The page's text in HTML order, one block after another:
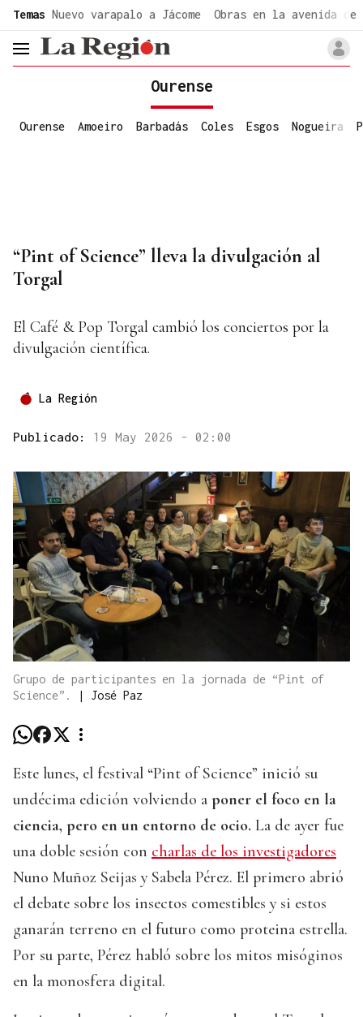
Temas Nuevo varapalo a Jácome Obras en la avenida de
header.menu.open
Ourense
Ourense Amoeiro Barbadás Coles Esgos Nogueira
“Pint of Science” lleva la divulgación al
Torgal
El Café & Pop Torgal cambió los conciertos por la
divulgación científica.
La Región
Publicado: 19 May 2026 - 02:00
Grupo de participantes en la jornada de “Pint of
Science”.
| José Paz
Este lunes, el festival “Pint of Science” inició su
undécima edición volviendo a poner el foco en la
ciencia, pero en un entorno de ocio. La de ayer fue
una doble sesión con charlas de los investigadores
Nuno Muñoz Seijas y Sabela Pérez. El primero abrió
el debate sobre los insectos comestibles y si estos
ganarán terreno en el futuro como proteina estrella.
Por su parte, Pérez habló sobre los mitos misóginos
en la monosfera digital.